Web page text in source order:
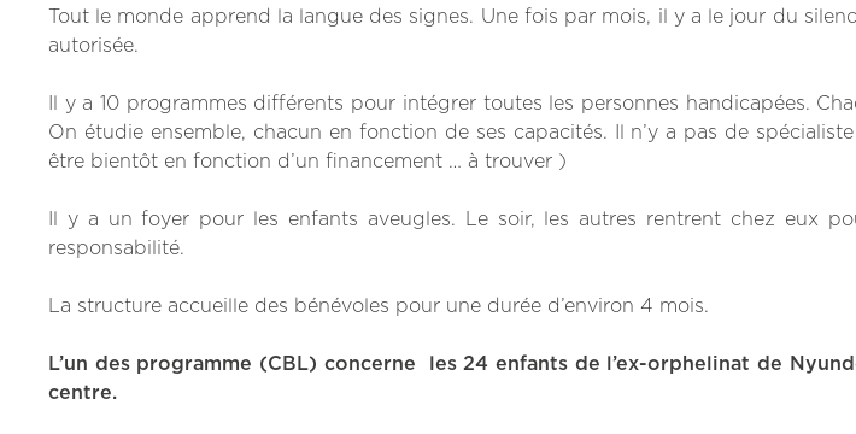
Tout le monde apprend la langue des signes. Une fois par mois, il y a le jour du
autorisée.
Il y a 10 programmes différents pour intégrer toutes les personnes handicapées.
On étudie ensemble, chacun en fonction de ses capacités. Il n’y a pas de
être bientôt en fonction d’un financement … à trouver )
Il y a un foyer pour les enfants aveugles. Le soir, les autres rentrent chez eux
responsabilité.
La structure accueille des bénévoles pour une durée d’environ 4 mois.
L’un des programme (CBL) concerne les 24 enfants de l’ex-orphelinat de
centre.